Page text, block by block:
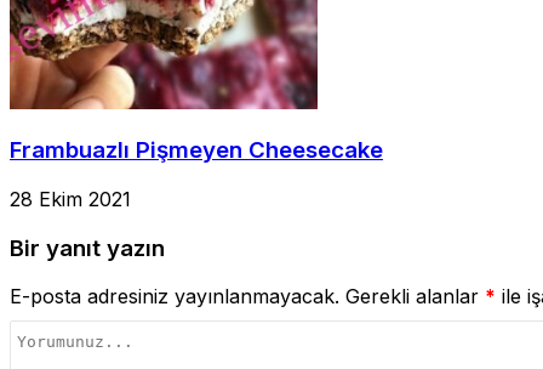
Frambuazlı Pişmeyen Cheesecake
28 Ekim 2021
Bir yanıt yazın
E-posta adresiniz yayınlanmayacak. Gerekli alanlar * ile